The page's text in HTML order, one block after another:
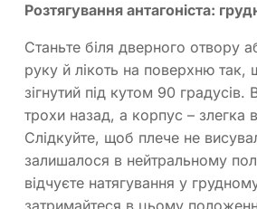
Розтягування антагоніста:
Станьте біля дверного отвору
руку й лікоть на поверхню так,
зігнутий під кутом 90 градусів.
трохи назад, а корпус – злегка
Слідкуйте, щоб плече не
залишалося в нейтральному
відчуєте натягування у